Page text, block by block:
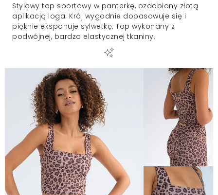
Stylowy top sportowy w panterkę, ozdobiony złotą
aplikacją loga. Krój wygodnie dopasowuje się i
pięknie eksponuje sylwetkę. Top wykonany z
podwójnej, bardzo elastycznej tkaniny.